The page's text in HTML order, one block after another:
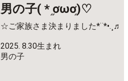
男の子( * ֦ơωơ֦)♡
☆ご家族さま決まりました*¨*•.¸♬︎
2025. 8.30生まれ
男の子